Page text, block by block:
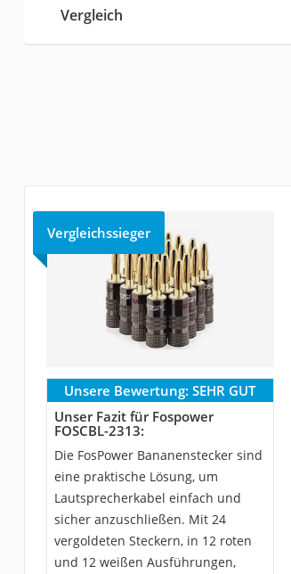
Vergleich
Vergleichssieger
Unsere Bewertung: SEHR GUT
Unser Fazit für Fospower
FOSCBL-2313:
Die FosPower Bananenstecker sind
eine praktische Lösung, um
Lautsprecherkabel einfach und
sicher anzuschließen. Mit 24
vergoldeten Steckern, in 12 roten
und 12 weißen Ausführungen,